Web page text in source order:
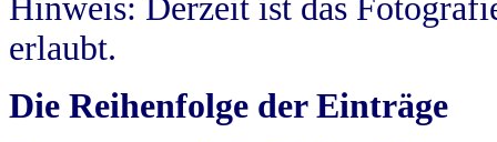
Hinweis: Derzeit ist das
erlaubt.
Die Reihenfolge der Einträge